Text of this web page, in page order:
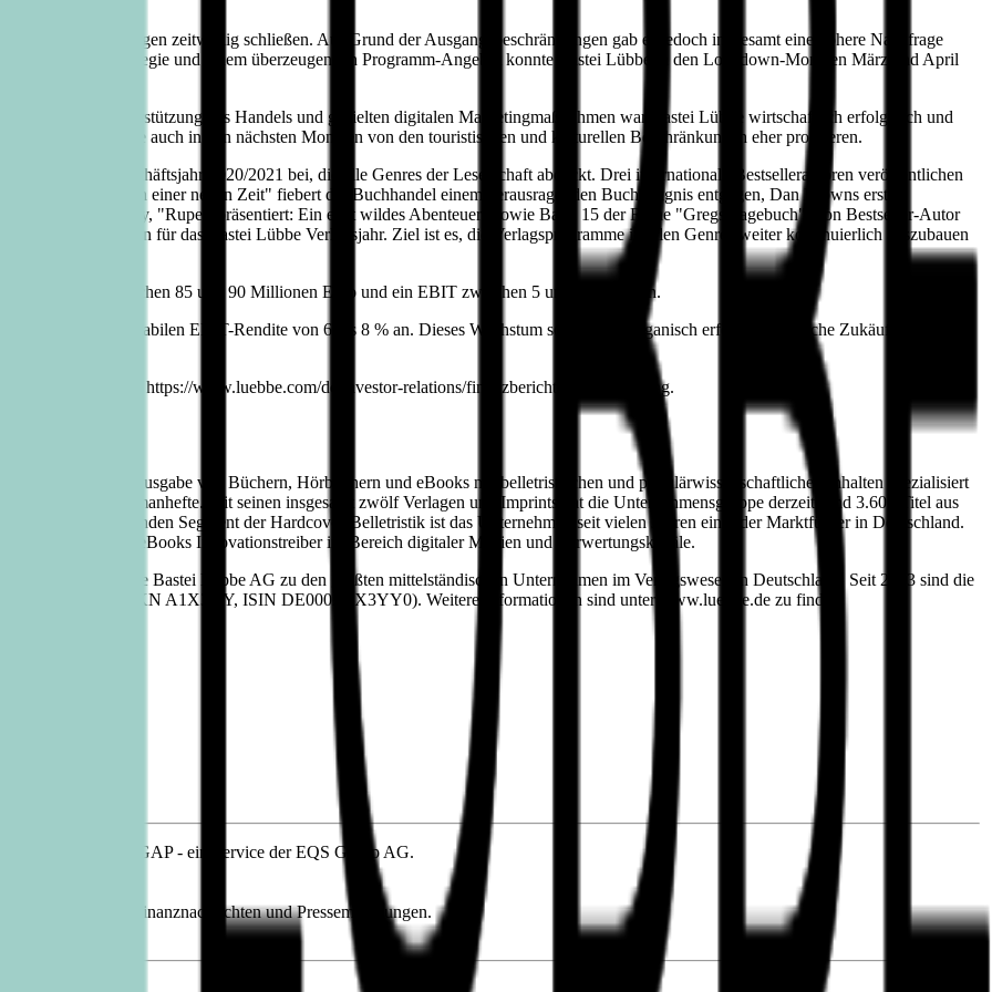
Buchhandlungen zeitweilig schließen. Auf Grund der Ausgangsbeschränkungen gab es jedoch insgesamt eine höhere Nachfrage
Strategie und einem überzeugenden Programm-Angebot konnte Bastei Lübbe in den Lockdown-Monaten März und April
einer aktiven Unterstützung des Handels und gezielten digitalen Marketingmaßnahmen war Bastei Lübbe wirtschaftlich erfolgreich und
Alternative auch in den nächsten Monaten von den touristischen und kulturellen Beschränkungen eher profitieren.
im laufenden Geschäftsjahr 2020/2021 bei, die alle Genres der Leserschaft abdeckt. Drei internationale Bestsellerautoren veröffentlichen
- Der Morgen einer neuen Zeit" fiebert der Buchhandel einem herausragenden Buchereignis entgegen, Dan Browns erstes
von Jeff Kinney, "Rupert präsentiert: Ein echt wildes Abenteuer" sowie Band 15 der Reihe "Gregs Tagebuch", von Bestseller-Autor
Veröffentlichungen für das Bastei Lübbe Verlagsjahr. Ziel ist es, die Verlagsprogramme in allen Genres weiter kontinuierlich auszubauen
zwischen 85 und 90 Millionen Euro und ein EBIT zwischen 5 und 6 Millionen.
Euro bei einer stabilen EBIT-Rendite von 6 bis 8 % an. Dieses Wachstum soll auch anorganisch erfolgen. Mögliche Zukäufe müssen
im Internet unter https://www.luebbe.com/de/investor-relations/finanzberichte zur Verfügung.
der auf die Herausgabe von Büchern, Hörbüchern und eBooks mit belletristischen und populärwissenschaftlichen Inhalten spezialisiert
erscheinenden Romanhefte. Mit seinen insgesamt zwölf Verlagen und Imprints hat die Unternehmensgruppe derzeit rund 3.600 Titel aus
Im wachsenden Segment der Hardcover-Belletristik ist das Unternehmen seit vielen Jahren einer der Marktführer in Deutschland.
Audio- und eBooks Innovationstreiber im Bereich digitaler Medien und Verwertungskanäle.
2020) gehört die Bastei Lübbe AG zu den größten mittelständischen Unternehmen im Verlagswesen in Deutschland. Seit 2013 sind die
notiert (WKN A1X3YY, ISIN DE000A1X3YY0). Weitere Informationen sind unter www.luebbe.de zu finden.
durch DGAP - ein Service der EQS Group AG.
Corporate News/Finanznachrichten und Pressemitteilungen.